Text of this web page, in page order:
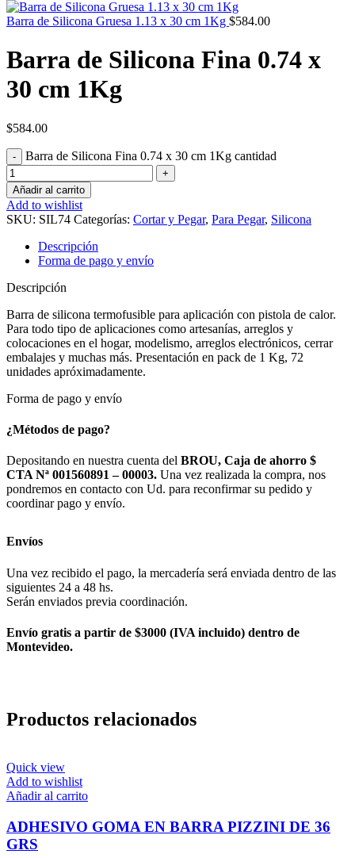
Barra de Silicona Gruesa 1.13 x 30 cm 1Kg $584.00
Barra de Silicona Fina 0.74 x
30 cm 1Kg
$584.00
Barra de Silicona Fina 0.74 x 30 cm 1Kg cantidad
Añadir al carrito
Add to wishlist
SKU: SIL74 Categorías: Cortar y Pegar, Para Pegar, Silicona
Descripción
Forma de pago y envío
Descripción
Barra de silicona termofusible para aplicación con pistola de calor.
Para todo tipo de aplicaciones como artesanías, arreglos y
colocaciones en el hogar, modelismo, arreglos electrónicos, cerrar
embalajes y muchas más. Presentación en pack de 1 Kg, 72
unidades apróximadamente.
Forma de pago y envío
¿Métodos de pago?
Depositando en nuestra cuenta del BROU, Caja de ahorro $
CTA Nª 001560891 – 00003. Una vez realizada la compra, nos
pondremos en contacto con Ud. para reconfirmar su pedido y
coordinar pago y envío.
Envíos
Una vez recibido el pago, la mercadería será enviada dentro de las
siguientes 24 a 48 hs.
Serán enviados previa coordinación.
Envío gratis a partir de $3000 (IVA incluido) dentro de
Montevideo.
Productos relacionados
Quick view
Add to wishlist
Añadir al carrito
ADHESIVO GOMA EN BARRA PIZZINI DE 36
GRS